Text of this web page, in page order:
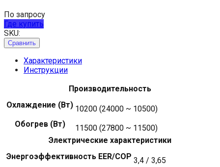
По запросу
Где купить
SKU:
Сравнить
Характеристики
Инструкции
Производительность
Охлаждение (Вт) 10200 (24000 ~ 10500)
Обогрев (Вт)
11500 (27800 ~ 11500)
Электрические характеристики
Энергоэффективность EER/COP 3,4 / 3,65